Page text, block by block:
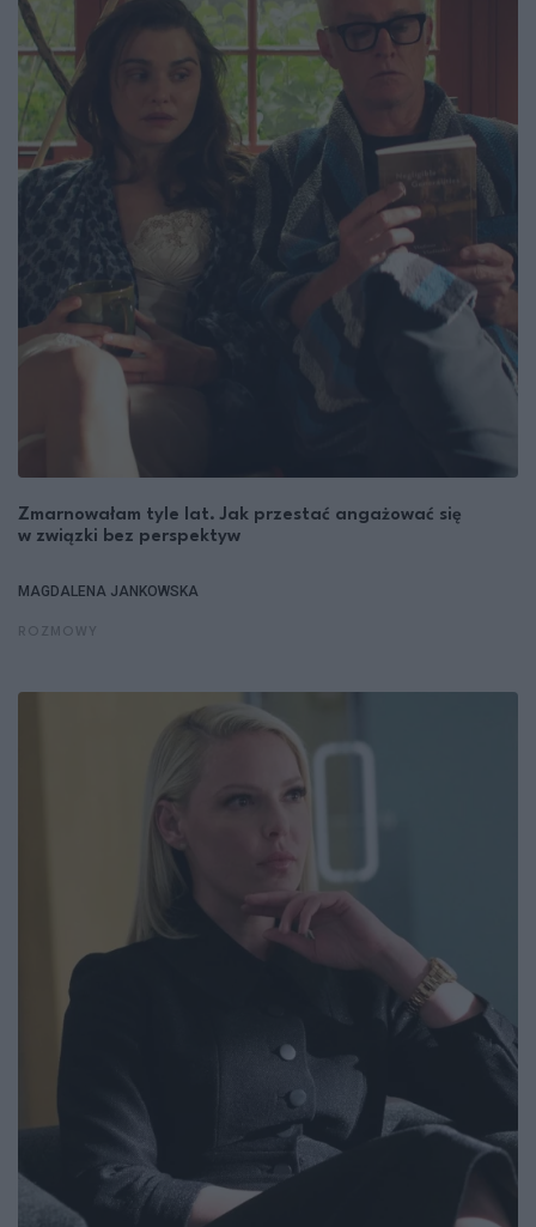
Zmarnowałam tyle lat. Jak przestać angażować się
w związki bez perspektyw
MAGDALENA JANKOWSKA